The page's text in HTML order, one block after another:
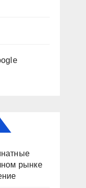
рынке